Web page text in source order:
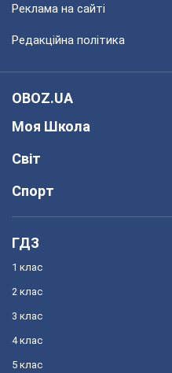
Реклама на сайті
Редакційна політика
OBOZ.UA
Моя Школа
Світ
Спорт
ГДЗ
1 клас
2 клас
3 клас
4 клас
5 клас